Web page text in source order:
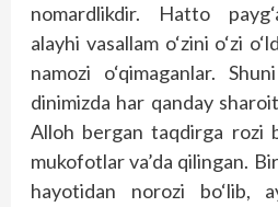
nomardlikdir. Hatto
alayhi vasallam o‘zini o‘zi
namozi o‘qimaganlar.
dinimizda har qanday
Alloh bergan taqdirga rozi
mukofotlar va’da qilingan.
hayotidan norozi bo‘lib,